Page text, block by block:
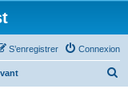
Connexion
S’enregistrer